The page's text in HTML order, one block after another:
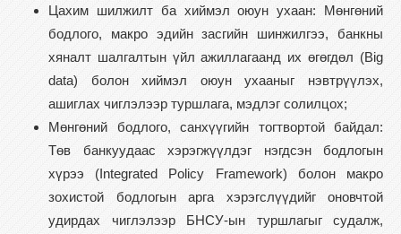
Цахим шилжилт ба хиймэл оюун ухаан: Мөнгөний
бодлого, макро эдийн засгийн шинжилгээ, банкны
хяналт шалгалтын үйл ажиллагаанд их өгөгдөл (Big
data) болон хиймэл оюун ухааныг нэвтрүүлэх,
ашиглах чиглэлээр туршлага, мэдлэг солилцох;
Мөнгөний бодлого, санхүүгийн тогтвортой байдал:
Төв банкуудаас хэрэгжүүлдэг нэгдсэн бодлогын
хүрээ (Integrated Policy Framework) болон макро
зохистой бодлогын арга хэрэгслүүдийг оновчтой
удирдах чиглэлээр БНСУ-ын туршлагыг судалж,